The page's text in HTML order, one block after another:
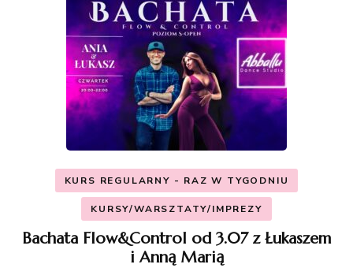
KURS REGULARNY - RAZ W TYGODNIU
KURSY/WARSZTATY/IMPREZY
Bachata Flow&Control od 3.07 z Łukaszem
i Anną Marią